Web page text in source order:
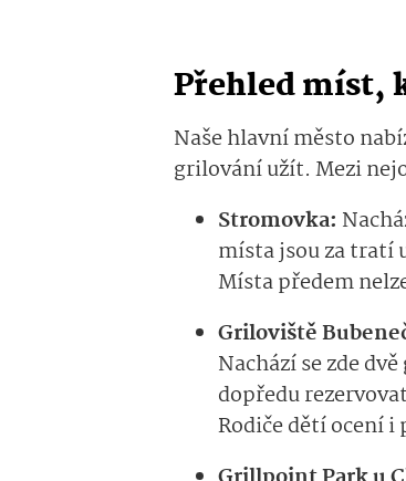
Přehled míst,
Naše hlavní město
grilování užít. Mezi
Stromovka:
místa jsou za tratí
Místa předem
Griloviště
Nachází se zde
dopředu
Rodiče dětí ocení